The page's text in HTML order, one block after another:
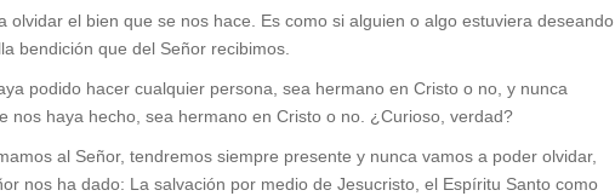
olvidar el bien que se nos hace. Es como si alguien o algo estuviera deseando
bendición que del Señor recibimos.
podido hacer cualquier persona, sea hermano en Cristo o no, y nunca
nos haya hecho, sea hermano en Cristo o no. ¿Curioso, verdad?
al Señor, tendremos siempre presente y nunca vamos a poder olvidar,
nos ha dado: La salvación por medio de Jesucristo, el Espíritu Santo como